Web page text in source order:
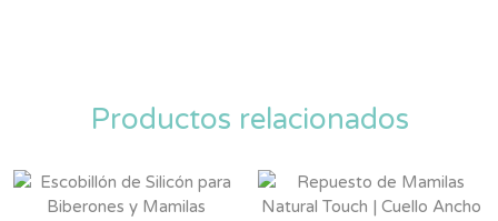
Productos relacionados